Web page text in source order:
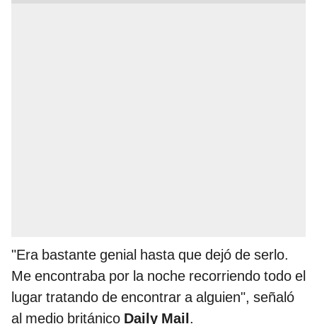
"Era bastante genial hasta que dejó de serlo.
Me encontraba por la noche recorriendo todo el
lugar tratando de encontrar a alguien", señaló
al medio británico Daily Mail.